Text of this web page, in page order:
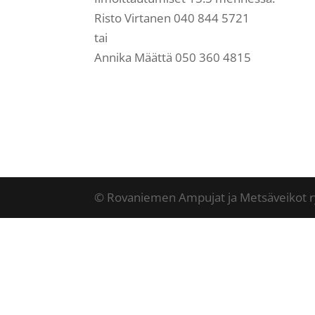
Risto Virtanen 040 844 5721
tai
Annika Määttä 050 360 4815
© Rovaniemen Ampujat ja Metsäveikot